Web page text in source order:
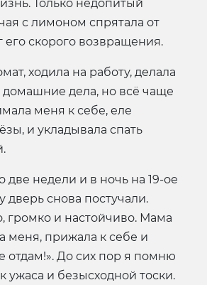
Только недопитый
с лимоном спрятала от
его скорого возвращения.
ходила на работу, делала
дела, но всё чаще
меня к себе, еле
и укладывала спать
недели и в ночь на 19-ое
дверь снова постучали.
громко и настойчиво. Мама
меня, прижала к себе и
отдам!». До сих пор я помню
ужаса и безысходной тоски.